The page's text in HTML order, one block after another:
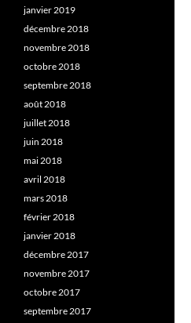
janvier 2019
décembre 2018
novembre 2018
octobre 2018
septembre 2018
août 2018
juillet 2018
juin 2018
mai 2018
avril 2018
mars 2018
février 2018
janvier 2018
décembre 2017
novembre 2017
octobre 2017
septembre 2017